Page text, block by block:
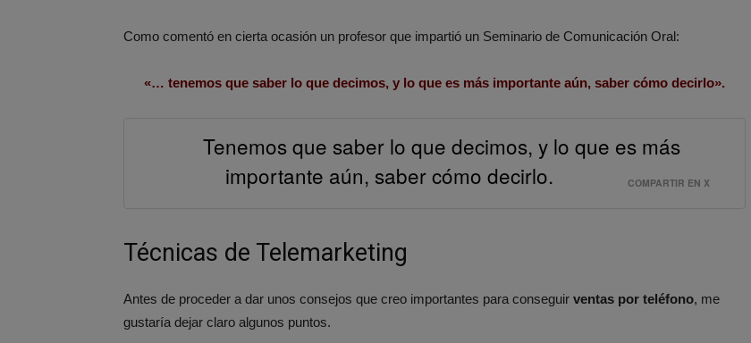
Como comentó en cierta ocasión un profesor que impartió un Seminario de Comunicación Oral:
«… tenemos que saber lo que decimos, y lo que es más importante aún, saber cómo decirlo».
Tenemos que saber lo que decimos, y lo que es más
importante aún, saber cómo decirlo.
COMPARTIR EN X
Técnicas de Telemarketing
Antes de proceder a dar unos consejos que creo importantes para conseguir ventas por teléfono, me
gustaría dejar claro algunos puntos.